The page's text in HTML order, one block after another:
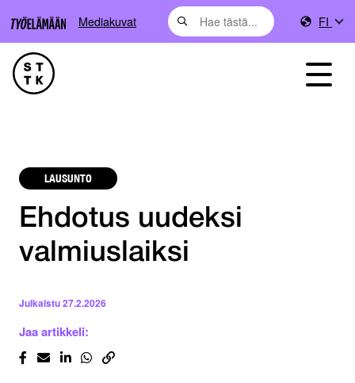
Mediakuvat FI
LAUSUNTO
Ehdotus uudeksi
valmiuslaiksi
Julkaistu27.2.2026
Jaa artikkeli: